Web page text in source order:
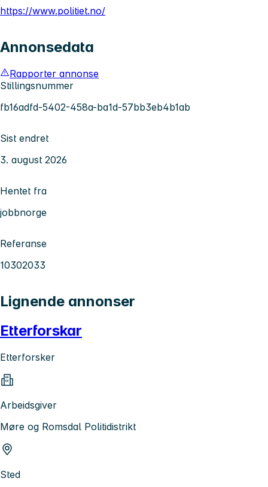
https://www.politiet.no/
Annonsedata
Rapporter annonse
Stillingsnummer
fb16adfd-5402-458a-ba1d-57bb3eb4b1ab
Sist endret
3. august 2026
Hentet fra
jobbnorge
Referanse
10302033
Lignende annonser
Etterforskar
Etterforsker
Arbeidsgiver
Møre og Romsdal Politidistrikt
Sted